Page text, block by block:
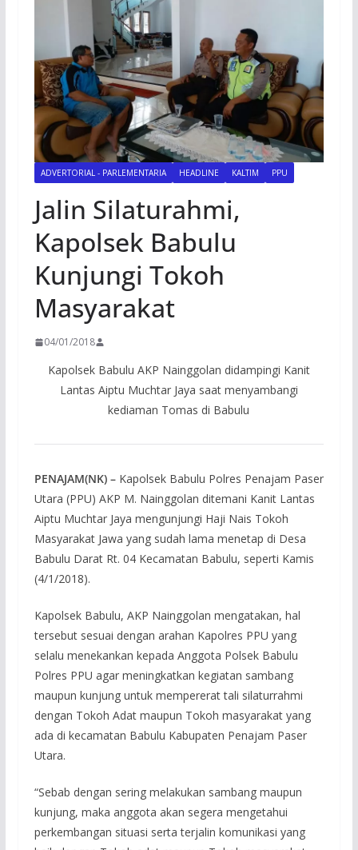
ADVERTORIAL - PARLEMENTARIA HEADLINE KALTIM PPU
Jalin Silaturahmi,
Kapolsek Babulu
Kunjungi Tokoh
Masyarakat
04/01/2018
Kapolsek Babulu AKP Nainggolan didampingi Kanit
Lantas Aiptu Muchtar Jaya saat menyambangi
kediaman Tomas di Babulu
PENAJAM(NK) –Kapolsek Babulu Polres Penajam Paser
Utara (PPU) AKP M. Nainggolan ditemani Kanit Lantas
Aiptu Muchtar Jaya mengunjungi Haji Nais Tokoh
Masyarakat Jawa yang sudah lama menetap di Desa
Babulu Darat Rt. 04 Kecamatan Babulu, seperti Kamis
(4/1/2018).
Kapolsek Babulu, AKP Nainggolan mengatakan, hal
tersebut sesuai dengan arahan Kapolres PPU yang
selalu menekankan kepada Anggota Polsek Babulu
Polres PPU agar meningkatkan kegiatan sambang
maupun kunjung untuk mempererat tali silaturrahmi
dengan Tokoh Adat maupun Tokoh masyarakat yang
ada di kecamatan Babulu Kabupaten Penajam Paser
Utara.
“Sebab dengan sering melakukan sambang maupun
kunjung, maka anggota akan segera mengetahui
perkembangan situasi serta terjalin komunikasi yang